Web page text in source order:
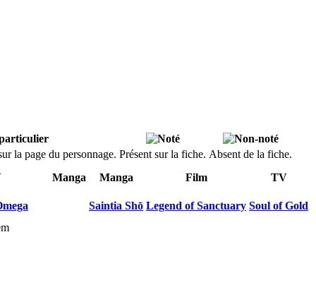
la page du personnage. Présent sur la fiche. Absent de la fiche.
Manga Manga Film TV
Saintia Shō Legend of Sanctuary Soul of Gold